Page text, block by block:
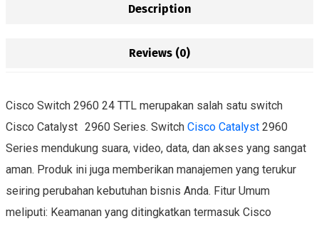
Description
Reviews (0)
Cisco Switch 2960 24 TTL merupakan salah satu switch
Cisco Catalyst 2960 Series. Switch Cisco Catalyst 2960
Series mendukung suara, video, data, dan akses yang sangat
aman. Produk ini juga memberikan manajemen yang terukur
seiring perubahan kebutuhan bisnis Anda. Fitur Umum
meliputi: Keamanan yang ditingkatkan termasuk Cisco